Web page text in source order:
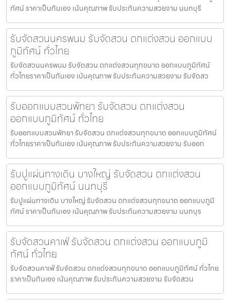
ทัศน์ ราคาเป็นกันเอง เน้นคุณภาพ รับประกันความสวยงาม นนทบุรี
รับจัดสวนนครพนม รับจัดสวน ตกแต่งสวน ออกแบบ
ภูมิทัศน์ ทั่วไทย
รับจัดสวนนครพนม รับจัดสวน ตกแต่งสวนทุกขนาด ออกแบบภูมิทัศน์
ทั่วไทยราคาเป็นกันเอง เน้นคุณภาพ รับประกันความสวยงาม รับจัดสว
รับออกแบบสวนพัทยา รับจัดสวน ตกแต่งสวน
ออกแบบภูมิทัศน์ ทั่วไทย
รับออกแบบสวนพัทยา รับจัดสวน ตกแต่งสวนทุกขนาด ออกแบบภูมิทัศน์
ทั่วไทยราคาเป็นกันเอง เน้นคุณภาพ รับประกันความสวยงาม รับออก
รับปูแผ่นทางเดิน บางใหญ่ รับจัดสวน ตกแต่งสวน
ออกแบบภูมิทัศน์ นนทบุรี
รับปูแผ่นทางเดิน บางใหญ่ รับจัดสวน ตกแต่งสวนทุกขนาด ออกแบบภูมิ
ทัศน์ ราคาเป็นกันเอง เน้นคุณภาพ รับประกันความสวยงาม นนทบุร
รับจัดสวนคาเฟ่ รับจัดสวน ตกแต่งสวน ออกแบบภูมิ
ทัศน์ ทั่วไทย
รับจัดสวนคาเฟ่ รับจัดสวน ตกแต่งสวนทุกขนาด ออกแบบภูมิทัศน์ ทั่วไทย
ราคาเป็นกันเอง เน้นคุณภาพ รับประกันความสวยงาม รับจัดสวน